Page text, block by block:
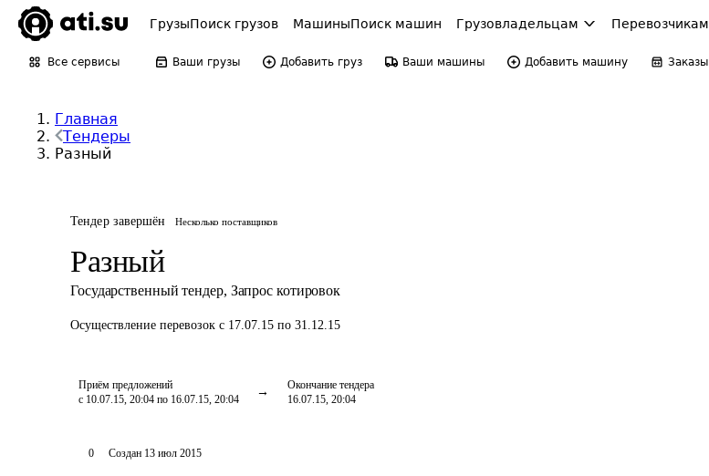
ГрузыПоиск грузов МашиныПоиск машин Грузовладельцам Перевозчикам
Все сервисы Ваши грузы Добавить груз Ваши машины Добавить машину Заказы
Главная
Тендеры
Разный
Тендер завершён Несколько поставщиков
Разный
Государственный тендер, Запрос котировок
Осуществление перевозок с 17.07.15 по 31.12.15
Приём предложений
с 10.07.15, 20:04 по 16.07.15, 20:04
Окончание тендера
16.07.15, 20:04
0 Создан 13 июл 2015